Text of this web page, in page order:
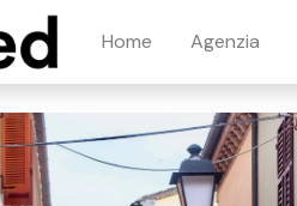
Home Agenzia